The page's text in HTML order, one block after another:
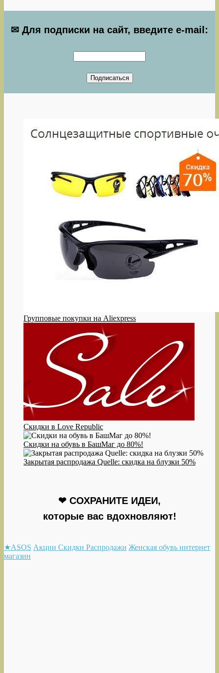
✉ Для подписки на сайт, введите e-mail:
Групповые покупки на Aliexpress
Скидки в Love Republic
Скидки на обувь в БашМаг до 80%!
Закрытая распродажа Quelle: скидка на блузки 50%
❤ СОХРАНИТЕ ИДЕИ,
которые вас вдохновляют!
★ASOS Акции Скидки Распродажи Женская обувь интернет
магазин